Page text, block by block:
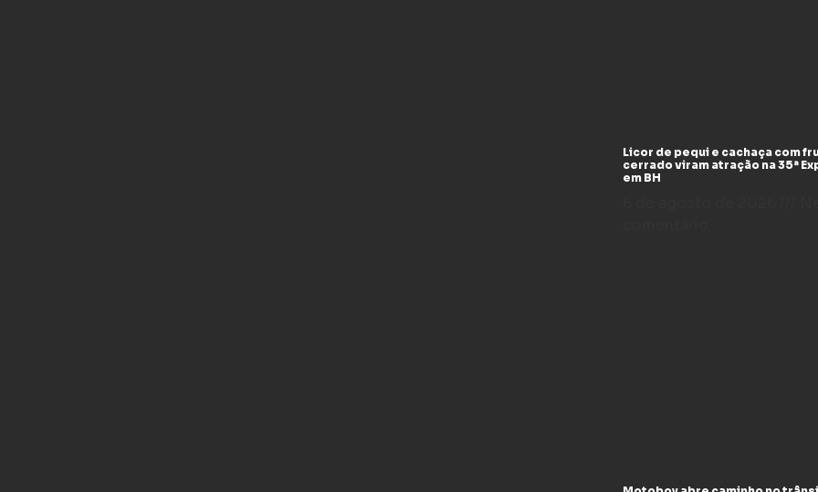
Licor de pequi e cachaça com
cerrado viram atração na 35ª
em BH